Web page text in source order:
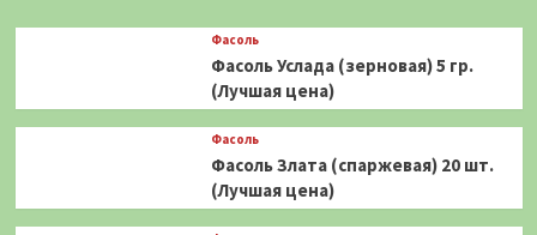
Фасоль
Фасоль Услада (зерновая) 5 гр.
(Лучшая цена)
Фасоль
Фасоль Злата (спаржевая) 20 шт.
(Лучшая цена)